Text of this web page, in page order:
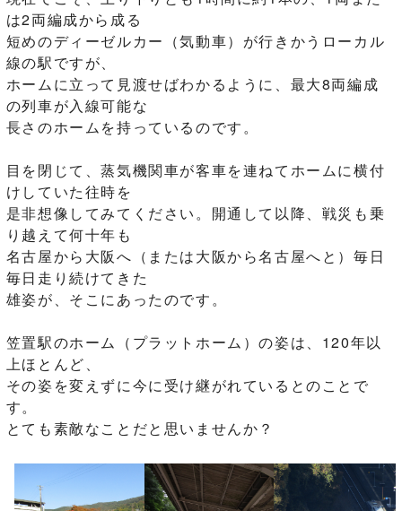
は2両編成から成る
短めのディーゼルカー（気動車）が行きかうローカル
線の駅ですが、
ホームに立って見渡せばわかるように、最大8両編成
の列車が入線可能な
長さのホームを持っているのです。
目を閉じて、蒸気機関車が客車を連ねてホームに横付
けしていた往時を
是非想像してみてください。開通して以降、戦災も乗
り越えて何十年も
名古屋から大阪へ（または大阪から名古屋へと）毎日
毎日走り続けてきた
雄姿が、そこにあったのです。
笠置駅のホーム（プラットホーム）の姿は、120年以
上ほとんど、
その姿を変えずに今に受け継がれているとのことで
す。
とても素敵なことだと思いませんか？